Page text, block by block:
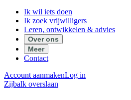
Ik wil iets doen
Ik zoek vrijwilligers
Leren, ontwikkelen & advies
Over ons
Meer
Contact
Account aanmakenLog in
Zijbalk overslaan